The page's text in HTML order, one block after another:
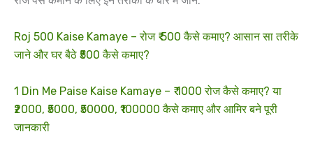
Roj 500 Kaise Kamaye – रोज ₹ 500 कैसे कमाए? आसान सा तरीके
जाने और घर बैठे ₹500 कैसे कमाए?
1 Din Me Paise Kaise Kamaye – ₹ 1000 रोज कैसे कमाए? या
₹2000, ₹5000, ₹50000, ₹100000 कैसे कमाए और आमिर बने पूरी
जानकारी